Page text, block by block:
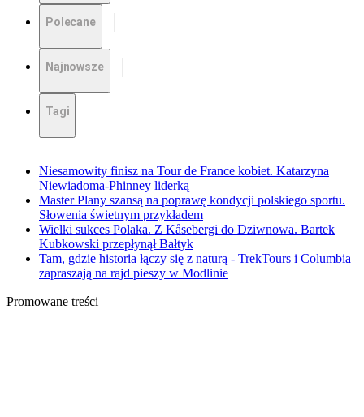
Polecane
Najnowsze
Tagi
Niesamowity finisz na Tour de France kobiet. Katarzyna
Niewiadoma-Phinney liderką
Master Plany szansą na poprawę kondycji polskiego sportu.
Słowenia świetnym przykładem
Wielki sukces Polaka. Z Kåsebergi do Dziwnowa. Bartek
Kubkowski przepłynął Bałtyk
Tam, gdzie historia łączy się z naturą - TrekTours i Columbia
zapraszają na rajd pieszy w Modlinie
Promowane treści